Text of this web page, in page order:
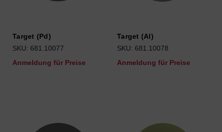
Target (Pd)
SKU: 681.10077
Anmeldung für Preise
Target (Al)
SKU: 681.10078
Anmeldung für Preise